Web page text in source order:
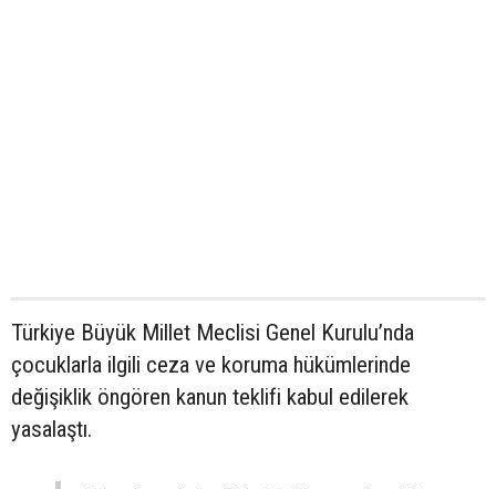
Türkiye Büyük Millet Meclisi Genel Kurulu’nda
çocuklarla ilgili ceza ve koruma hükümlerinde
değişiklik öngören kanun teklifi kabul edilerek
yasalaştı.